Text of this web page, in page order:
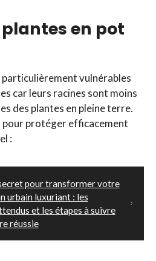
en pot
particulièrement vulnérables
car leurs racines sont moins
des plantes en pleine terre.
pour protéger efficacement
:
pour transformer votre
urbain luxuriant : les
et les étapes à suivre
réussie